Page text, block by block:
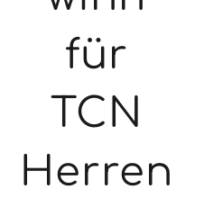
für
TCN
Herren